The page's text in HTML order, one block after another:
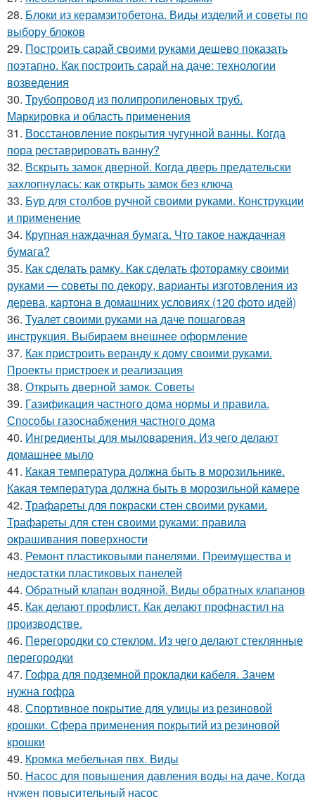
28. Блоки из керамзитобетона. Виды изделий и советы по
выбору блоков
29. Построить сарай своими руками дешево показать
поэтапно. Как построить сарай на даче: технологии
возведения
30. Трубопровод из полипропиленовых труб.
Маркировка и область применения
31. Восстановление покрытия чугунной ванны. Когда
пора реставрировать ванну?
32. Вскрыть замок дверной. Когда дверь предательски
захлопнулась: как открыть замок без ключа
33. Бур для столбов ручной своими руками. Конструкции
и применение
34. Крупная наждачная бумага. Что такое наждачная
бумага?
35. Как сделать рамку. Как сделать фоторамку своими
руками — советы по декору, варианты изготовления из
дерева, картона в домашних условиях (120 фото идей)
36. Туалет своими руками на даче пошаговая
инструкция. Выбираем внешнее оформление
37. Как пристроить веранду к дому своими руками.
Проекты пристроек и реализация
38. Открыть дверной замок. Советы
39. Газификация частного дома нормы и правила.
Способы газоснабжения частного дома
40. Ингредиенты для мыловарения. Из чего делают
домашнее мыло
41. Какая температура должна быть в морозильнике.
Какая температура должна быть в морозильной камере
42. Трафареты для покраски стен своими руками.
Трафареты для стен своими руками: правила
окрашивания поверхности
43. Ремонт пластиковыми панелями. Преимущества и
недостатки пластиковых панелей
44. Обратный клапан водяной. Виды обратных клапанов
45. Как делают профлист. Как делают профнастил на
производстве.
46. Перегородки со стеклом. Из чего делают стеклянные
перегородки
47. Гофра для подземной прокладки кабеля. Зачем
нужна гофра
48. Спортивное покрытие для улицы из резиновой
крошки. Сфера применения покрытий из резиновой
крошки
49. Кромка мебельная пвх. Виды
50. Насос для повышения давления воды на даче. Когда
нужен повысительный насос